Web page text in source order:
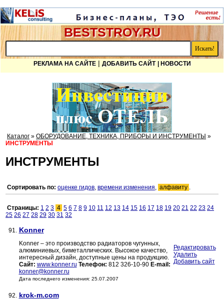
BESTSTROY.RU
РЕКЛАМА НА САЙТЕ| ДОБАВИТЬ САЙТ | НОВОСТИ
Каталог » ОБОРУДОВАНИЕ, ТЕХНИКА, ПРИБОРЫ И ИНСТРУМЕНТЫ »
ИНСТРУМЕНТЫ
ИНСТРУМЕНТЫ
Сортировать по: оценке гидов, времени изменения, алфавиту .
Страницы: 1 2 3 4 5 6 7 8 9 10 11 12 13 14 15 16 17 18 19 20 21 22 23 24
25 26 27 28 29 30 31 32
91. Konner
Konner – это производство радиаторов чугунных,
алюминиевых, биметаллических. Высокое качество,
интересный дизайн, доступные цены на продукцию.
Сайт: www.konner.ru Телефон: 812 326-10-90 E-mail:
konner@konner.ru
Дата последнего изменения: 25.07.2007
Редактировать
Удалить
Добавить сайт
92. krok-m.com